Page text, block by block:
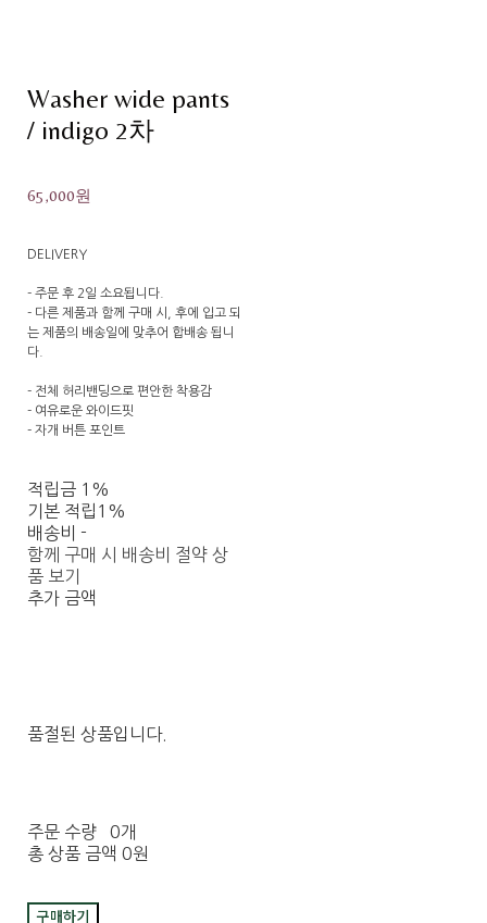
Washer wide pants
/ indigo 2차
65,000원
DELIVERY
- 주문 후 2일 소요됩니다.
- 다른 제품과 함께 구매 시, 후에 입고 되
는 제품의 배송일에 맞추어 합배송 됩니
다.
- 전체 허리밴딩으로 편안한 착용감
- 여유로운 와이드핏
- 자개 버튼 포인트
적립금 1%
기본 적립 1%
배송비 -
함께 구매 시 배송비 절약 상
품 보기
추가 금액
품절된 상품입니다.
주문 수량
0개
총 상품 금액 0원
구매하기